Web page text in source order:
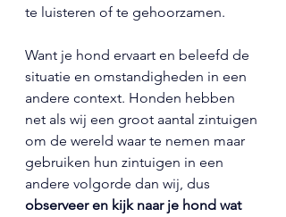
te luisteren of te gehoorzamen.
Want je hond ervaart en beleefd de
situatie en omstandigheden in een
andere context. Honden hebben
net als wij een groot aantal zintuigen
om de wereld waar te nemen maar
gebruiken hun zintuigen in een
andere volgorde dan wij, dus
observeer en kijk naar je hond wat